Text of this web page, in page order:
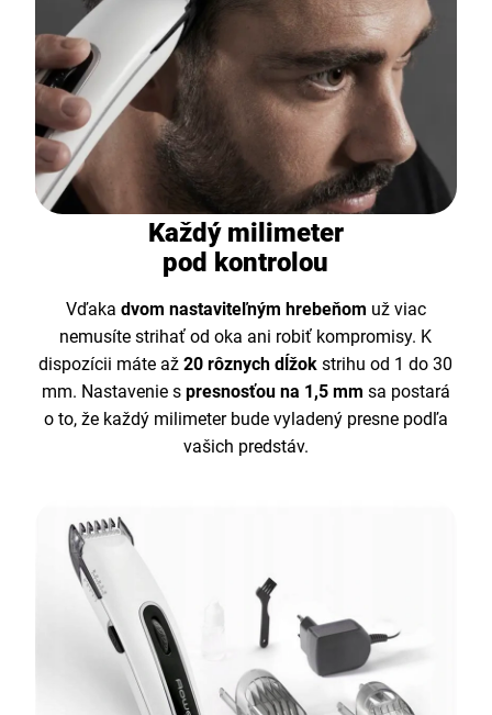
Každý milimeter
pod kontrolou
Vďaka dvom nastaviteľným hrebeňom už viac
nemusíte strihať od oka ani robiť kompromisy. K
dispozícii máte až20 rôznych dĺžok strihu od 1 do 30
mm. Nastavenie s presnosťou na 1,5 mm sa postará
o to, že každý milimeter bude vyladený presne podľa
vašich predstáv.